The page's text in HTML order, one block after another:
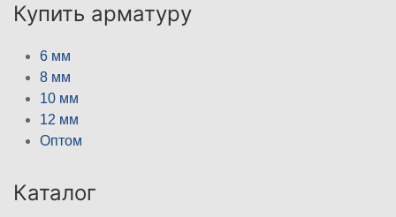
Купить арматуру
6 мм
8 мм
10 мм
12 мм
Оптом
Каталог